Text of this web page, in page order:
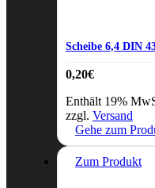
Scheibe 6,4 DIN
0,20€
Enthält 19%
zzgl. Versand
Gehe zum
Zum Produkt